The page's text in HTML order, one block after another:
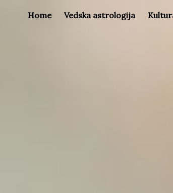
Home Vedska astrologija